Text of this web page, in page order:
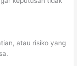
atau risiko yang